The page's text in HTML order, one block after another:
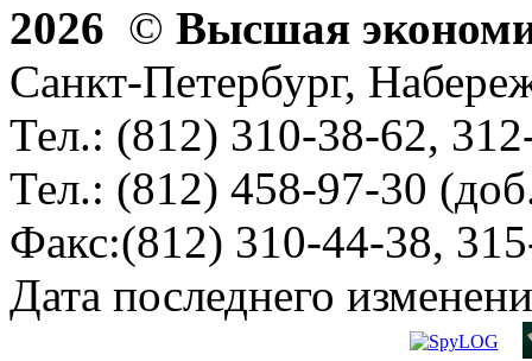
2026 © Высшая
Санкт-Петербург,
Тел.: (812) 310-38-62,
Тел.: (812) 458-97-30
Факс:(812) 310-44-38,
Дата последнего